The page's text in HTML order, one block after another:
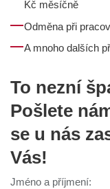
Kč měsíčně
Odměna při
A mnoho dalších
To nezní
Pošlete
se u nás
Vás!
Jméno a příjmení: